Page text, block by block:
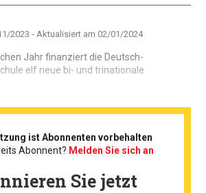
2023 - Aktualisiert am 02/01/2024
Jahr finanziert die Deutsch-
elf neue bi- und trinationale
ist Abonnenten vorbehalten
Abonnent? Melden Sie sich an
Sie jetzt